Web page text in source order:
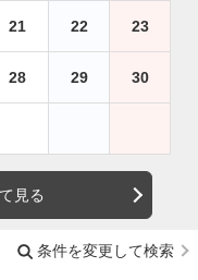
21 22 23
28 29 30
見る
条件を変更して検索